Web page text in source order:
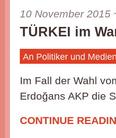
10 November 2015
TÜRKEI im
An Politiker und Medien
Im Fall der Wahl
Erdoğans AKP die
CONTINUE